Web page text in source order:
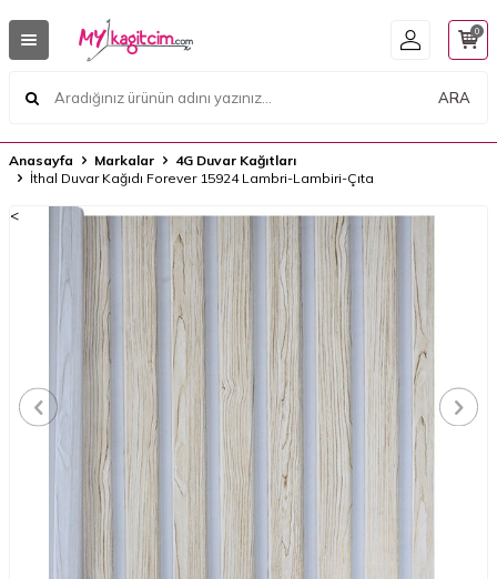
ARA
0
Anasayfa Markalar
4G Duvar Kağıtları
İthal Duvar Kağıdı Forever 15924 Lambri-Lambiri-Çıta
<